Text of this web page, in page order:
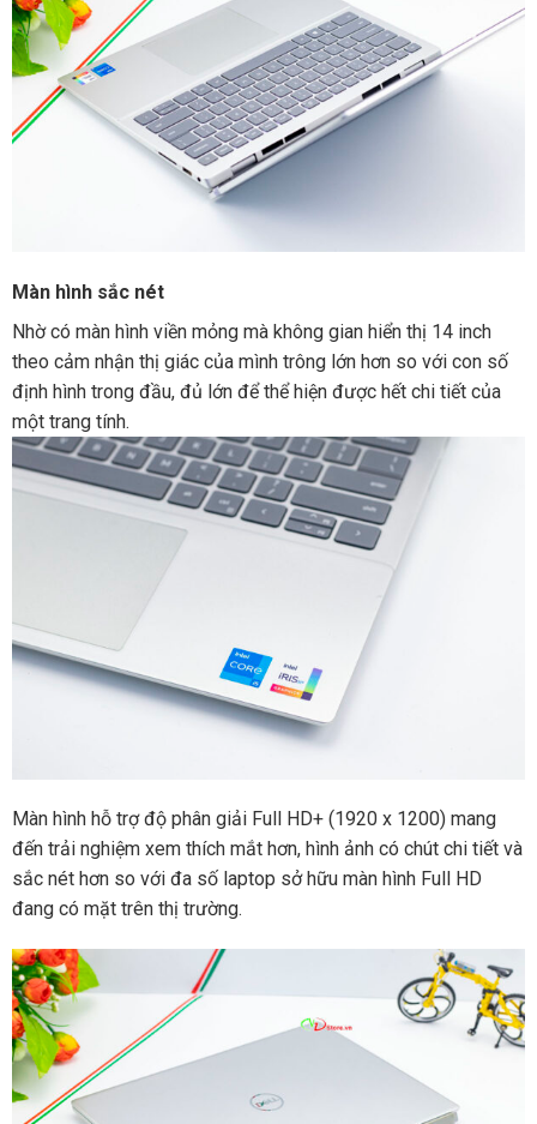
Màn hình sắc nét
Nhờ có màn hình viền mỏng mà không gian hiển thị 14 inch
theo cảm nhận thị giác của mình trông lớn hơn so với con số
định hình trong đầu, đủ lớn để thể hiện được hết chi tiết của
một trang tính.
Màn hình hỗ trợ độ phân giải Full HD+ (1920 x 1200) mang
đến trải nghiệm xem thích mắt hơn, hình ảnh có chút chi tiết và
sắc nét hơn so với đa số laptop sở hữu màn hình Full HD
đang có mặt trên thị trường.